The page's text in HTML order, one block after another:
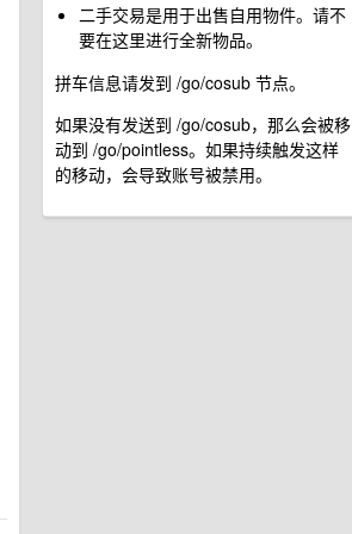
二手交易是用于出售自用物件。请不
要在这里进行全新物品。
拼车信息请发到 /go/cosub 节点。
如果没有发送到 /go/cosub，那么会被移
动到 /go/pointless。如果持续触发这样
的移动，会导致账号被禁用。